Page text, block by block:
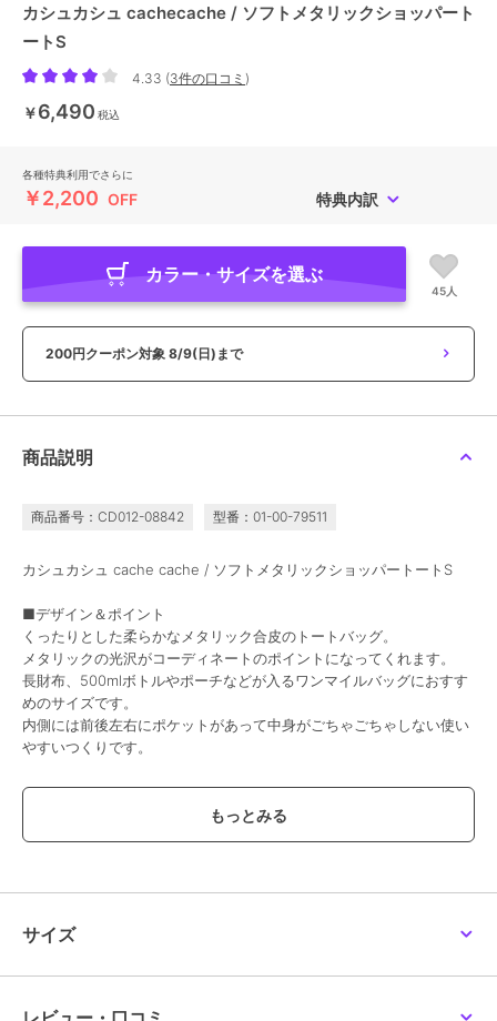
カシュカシュ cachecache / ソフトメタリックショッパート
ートS
4.33 (3件の口コミ )
￥6,490 税込
各種特典利用でさらに
￥2,200 OFF 特典内訳
カラー・サイズを選ぶ
45人
200円クーポン対象 8/9(日)まで
商品説明
商品番号：CD012-08842 型番：01-00-79511
カシュカシュ cache cache / ソフトメタリックショッパートートS
■デザイン＆ポイント
くったりとした柔らかなメタリック合皮のトートバッグ。
メタリックの光沢がコーディネートのポイントになってくれます。
長財布、500mlボトルやポーチなどが入るワンマイルバッグにおすす
めのサイズです。
内側には前後左右にポケットがあって中身がごちゃごちゃしない使い
やすいつくりです。
■アテンション
・素材特有のにおいがする場合がございます。
においが気になる場合は一度陰干しをされた上でご使用ください。
ち上がり：11
【ポケット】外：0 内：6
【重量(g)】220
サイズ